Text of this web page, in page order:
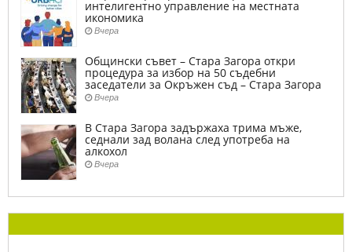
интелигентно управление на местната
икономика
Вчера
Общински съвет – Стара Загора откри
процедура за избор на 50 съдебни
заседатели за Окръжен съд – Стара Загора
Вчера
В Стара Загора задържаха трима мъже,
седнали зад волана след употреба на
алкохол
Вчера